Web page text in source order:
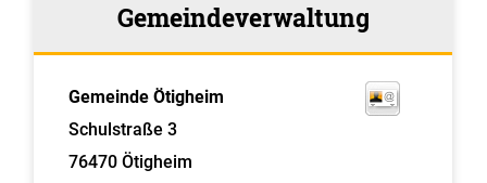
Gemeindeverwaltung
Gemeinde Ötigheim
Schulstraße 3
76470 Ötigheim